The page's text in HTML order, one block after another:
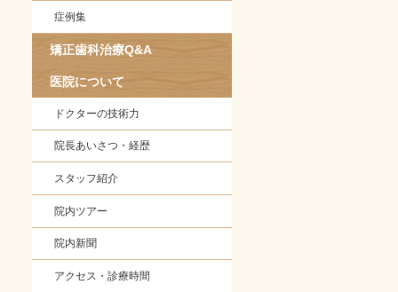
症例集
矯正歯科治療Q&A
医院について
ドクターの技術力
院長あいさつ・経歴
スタッフ紹介
院内ツアー
院内新聞
アクセス・診療時間